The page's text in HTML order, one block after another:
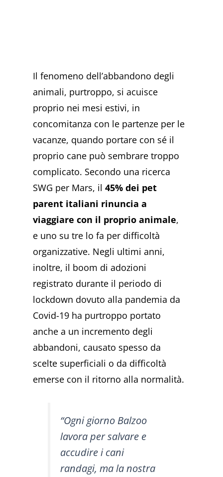
Il fenomeno dell’abbandono degli
animali, purtroppo, si acuisce
proprio nei mesi estivi, in
concomitanza con le partenze per le
vacanze, quando portare con sé il
proprio cane può sembrare troppo
complicato. Secondo una ricerca
SWG per Mars, il45% dei pet
parent italiani rinuncia a
viaggiare con il proprio animale,
e uno su tre lo fa per difficoltà
organizzative. Negli ultimi anni,
inoltre, il boom di adozioni
registrato durante il periodo di
lockdown dovuto alla pandemia da
Covid-19 ha purtroppo portato
anche a un incremento degli
abbandoni, causato spesso da
scelte superficiali o da difficoltà
emerse con il ritorno alla normalità.
“Ogni giorno Balzoo
lavora per salvare e
accudire i cani
randagi, ma la nostra